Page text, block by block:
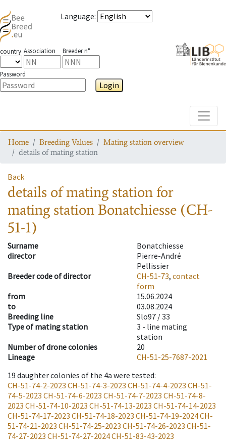
Language:
country Association Breeder n°
Password
Login
Home Breeding Values
Mating station overview
details of mating station
Back
details of mating stationfor
mating station Bonatchiesse (CH-
51-1)
Surname
Bonatchiesse
director
Pierre-André
Pellissier
Breeder code of director
CH-51-73, contact
form
from
15.06.2024
to
03.08.2024
Breeding line
Slo97 / 33
Type of mating station
3 - line mating
station
Number of drone colonies
20
Lineage
CH-51-25-7687-2021
19 daughter colonies of the 4a were tested:
CH-51-74-2-2023 CH-51-74-3-2023 CH-51-74-4-2023 CH-51-
74-5-2023 CH-51-74-6-2023 CH-51-74-7-2023 CH-51-74-8-
2023 CH-51-74-10-2023 CH-51-74-13-2023 CH-51-74-14-2023
CH-51-74-17-2023 CH-51-74-18-2023 CH-51-74-19-2024CH-
51-74-21-2023 CH-51-74-25-2023 CH-51-74-26-2023 CH-51-
74-27-2023 CH-51-74-27-2024CH-51-83-43-2023